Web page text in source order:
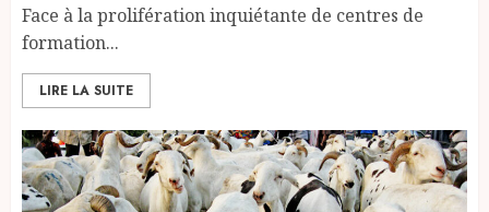
Face à la prolifération inquiétante de centres de
formation...
LIRE LA SUITE